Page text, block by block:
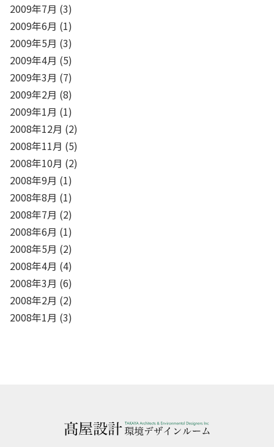
2009年7月 (3)
2009年6月 (1)
2009年5月 (3)
2009年4月 (5)
2009年3月 (7)
2009年2月 (8)
2009年1月 (1)
2008年12月 (2)
2008年11月 (5)
2008年10月 (2)
2008年9月 (1)
2008年8月 (1)
2008年7月 (2)
2008年6月 (1)
2008年5月 (2)
2008年4月 (4)
2008年3月 (6)
2008年2月 (2)
2008年1月 (3)